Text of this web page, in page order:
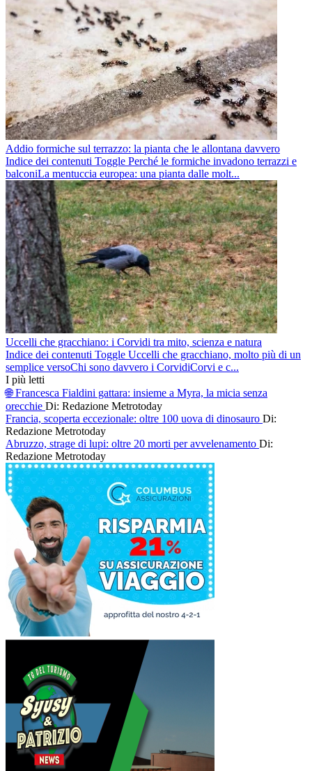
Addio formiche sul terrazzo: la pianta che le allontana davvero
Indice dei contenuti Toggle Perché le formiche invadono terrazzi e
balconiLa mentuccia europea: una pianta dalle molt...
Uccelli che gracchiano: i Corvidi tra mito, scienza e natura
Indice dei contenuti Toggle Uccelli che gracchiano, molto più di un
semplice versoChi sono davvero i CorvidiCorvi e c...
I più letti
🌐 Francesca Fialdini gattara: insieme a Myra, la micia senza
orecchie Di: Redazione Metrotoday
Francia, scoperta eccezionale: oltre 100 uova di dinosauro Di:
Redazione Metrotoday
Abruzzo, strage di lupi: oltre 20 morti per avvelenamento Di:
Redazione Metrotoday